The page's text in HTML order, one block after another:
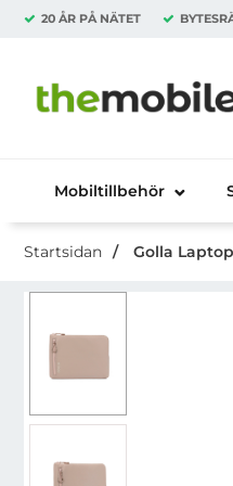
20 ÅR PÅ NÄTET
Mobiltillbehör
Startsidan Golla